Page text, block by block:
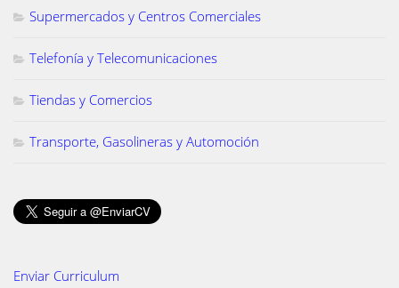
Supermercados y Centros Comerciales
Telefonía y Telecomunicaciones
Tiendas y Comercios
Transporte, Gasolineras y Automoción
Enviar Curriculum